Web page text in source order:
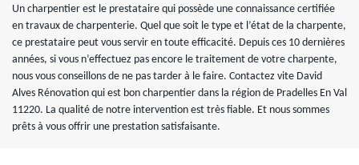
Un charpentier est le prestataire qui possède une connaissance certifiée
en travaux de charpenterie. Quel que soit le type et l’état de la charpente,
ce prestataire peut vous servir en toute efficacité. Depuis ces 10 dernières
années, si vous n’effectuez pas encore le traitement de votre charpente,
nous vous conseillons de ne pas tarder à le faire. Contactez vite David
Alves Rénovation qui est bon charpentier dans la région de Pradelles En Val
11220. La qualité de notre intervention est très fiable. Et nous sommes
prêts à vous offrir une prestation satisfaisante.